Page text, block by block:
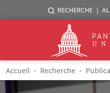
Aller au contenu principal
Menu liste sites
RECHERCHE
Logo
Fil d'Ariane
Accueil Recherche